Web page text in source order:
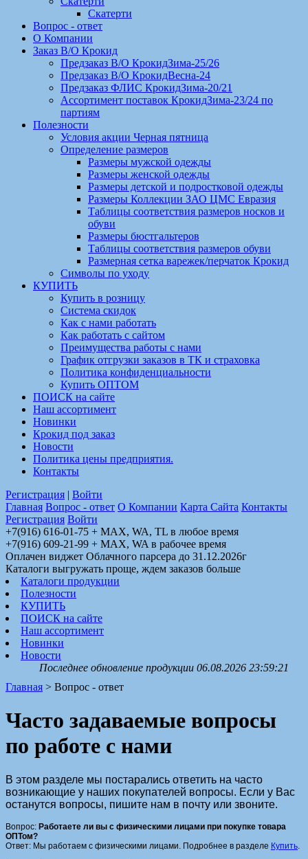
Скатерти
Вопрос - ответ
О Компании
Заказ В/О Крокид
Предзаказ В/О КрокидЗима-25/26
Предзаказ В/О КрокидВесна-24
Предзаказ ФЛИС КрокидЗима-20/21
Ассортимент поставок КрокидЗима-23/24 по
партиям
Полезности
Условия акции Черная пятница
Определение размеров
Размеры мужской одежды
Размеры женской одежды
Размеры детской и подростковой одежды
Размеры Коллекции ЗАО ЦМС Евразия
Таблицы соответствия размеров носков и
обуви
Размеры бюстгальтеров
Таблицы соответствия размеров обуви
Размерная сетка варежек/перчаток Крокид
Символы по уходу
КУПИТЬ
Купить в розницу
Система скидок
Как с нами работать
Как работать с сайтом
Преимущества работы с нами
График отгрузки заказов в ТК и страховка
Политика конфиденциальности
Купить ОПТОМ
ПОИСК на сайте
Наш ассортимент
Новинки
Крокид под заказ
Новости
Политика цены предприятия.
Контакты
Регистрация | Войти
Главная Вопрос - ответ О Компании Карта Сайта Контакты
Регистрация Войти
+7(916) 616-01-75 + MAX, WA, TL в любое время
+7(916) 609-21-99 + MAX, WA в рабочее время
Оплачен виджет Облачного парсера до 31.12.2026г
Каталоги выгружать проще, ждем заказов больше
Каталоги продукции
Полезности
КУПИТЬ
ПОИСК на сайте
Наш ассортимент
Новинки
Новости
Последнее обновление продукции 06.08.2026 23:59:21
Главная > Вопрос - ответ
Часто задаваемые вопросы
по работе с нами
В этом разделе мы постарались ответить на часто
возникающие у наших покупателей вопросы. Если у Вас
останутся вопросы, пишите нам в почту или звоните.
Вопрос: Работаете ли вы с физическими лицами при покупке товара
ОПТом?
Ответ: Мы работаем с физическими лицами. Подробнее в разделе Купить.